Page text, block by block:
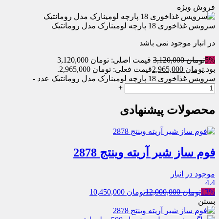
فروش ویژه
سرویس غذاخوری 18 پارچه لومینارک مدل رومانتیک
در انبار موجود نمی باشد
5%تومان3,120,000
قیمت اصلی: تومان 3,120,000
بود.تومان
قیمت فعلی: تومان 2,965,000.
سرویس غذاخوری 18 پارچه لومینارک مدل رومانتیک عدد
-
+
محصولات پیشنهادی
فوم ساز شیر آریته وینتج 2878
موجود در انبار
4.4
13%تومان12,000,000 تومان
بستن